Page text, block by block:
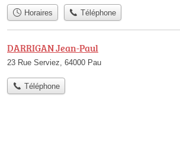
Horaires Téléphone
DARRIGAN Jean-Paul
23 Rue Serviez, 64000 Pau
Téléphone